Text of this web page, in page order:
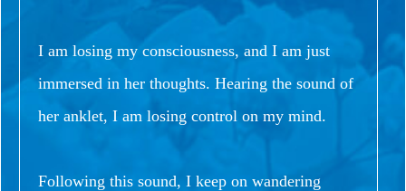
I am losing my consciousness, and I am just
immersed in her thoughts. Hearing the sound of
her anklet, I am losing control on my mind.
Following this sound, I keep on wandering